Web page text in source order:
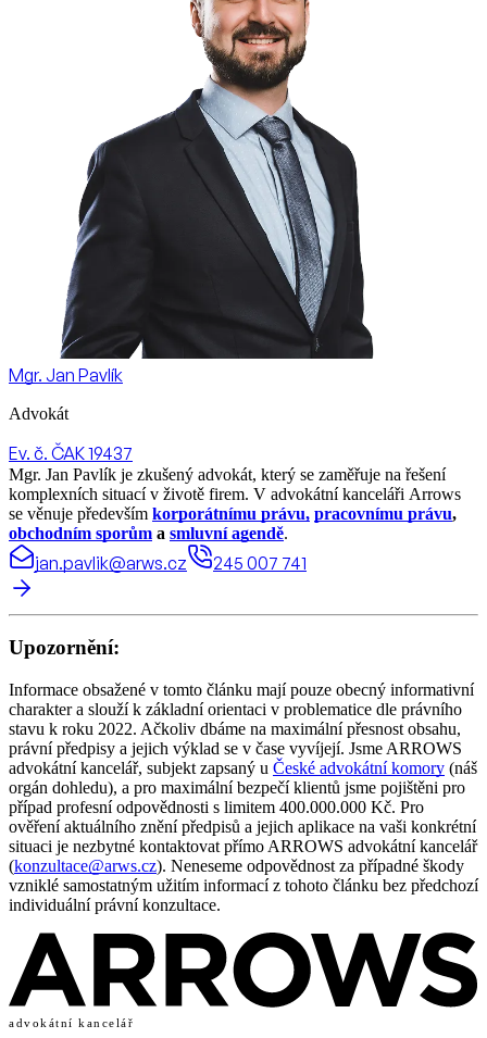
Mgr. Jan Pavlík
Advokát
Ev. č. ČAK 19437
Mgr. Jan Pavlík je zkušený advokát, který se zaměřuje na řešení
komplexních situací v životě firem. V advokátní kanceláři Arrows
se věnuje především korporátnímu právu, pracovnímu právu,
obchodním sporům a smluvní agendě.
jan.pavlik@arws.cz 245 007 741
Upozornění:
Informace obsažené v tomto článku mají pouze obecný informativní
charakter a slouží k základní orientaci v problematice dle právního
stavu k roku 2022. Ačkoliv dbáme na maximální přesnost obsahu,
právní předpisy a jejich výklad se v čase vyvíjejí. Jsme ARROWS
advokátní kancelář, subjekt zapsaný u České advokátní komory (náš
orgán dohledu), a pro maximální bezpečí klientů jsme pojištěni pro
případ profesní odpovědnosti s limitem 400.000.000 Kč. Pro
ověření aktuálního znění předpisů a jejich aplikace na vaši konkrétní
situaci je nezbytné kontaktovat přímo ARROWS advokátní kancelář
(konzultace@arws.cz). Neneseme odpovědnost za případné škody
vzniklé samostatným užitím informací z tohoto článku bez předchozí
individuální právní konzultace.
advokátní kancelář